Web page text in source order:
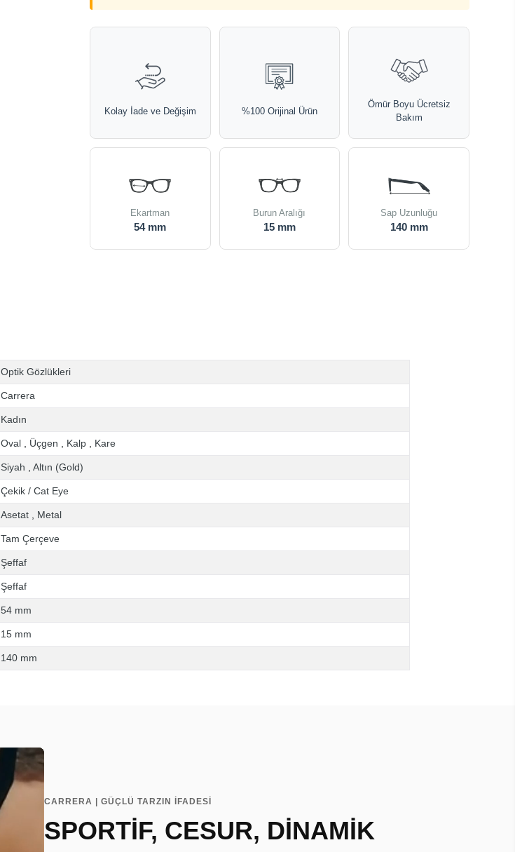
Kolay İade ve Değişim %100 Orijinal Ürün
Ömür Boyu Ücretsiz
Bakım
Ekartman
54 mm
Burun Aralığı
15 mm
Sap Uzunluğu
140 mm
Optik Gözlükleri
Carrera
Kadın
Oval Üçgen Kalp Kare
Siyah Altın (Gold)
Çekik / Cat Eye
Asetat Metal
Tam Çerçeve
Şeffaf
Şeffaf
54 mm
15 mm
140 mm
CARRERA | GÜÇLÜ TARZIN İFADESİ
SPORTİF, CESUR, DİNAMİK